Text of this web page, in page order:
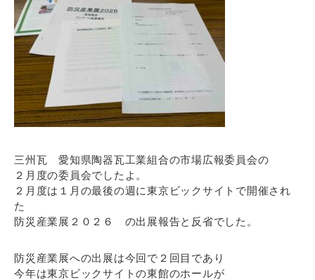
三州瓦 愛知県陶器瓦工業組合の市場広報委員会の
２月度の委員会でしたよ。
２月度は１月の最後の週に東京ビックサイトで開催され
た
防災産業展２０２６ の出展報告と反省でした。
防災産業展への出展は今回で２回目であり
今年は東京ビックサイトの東館のホールが